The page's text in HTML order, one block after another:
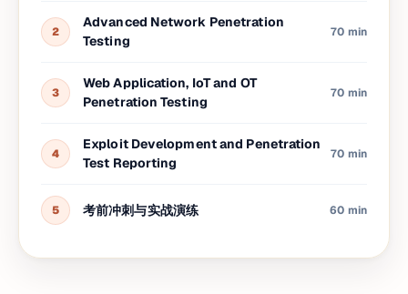
2
Advanced Network Penetration
Testing
70 min
3
Web Application, IoT and OT
Penetration Testing
70 min
4
Exploit Development and Penetration
Test Reporting
70 min
5 考前冲刺与实战演练 60 min